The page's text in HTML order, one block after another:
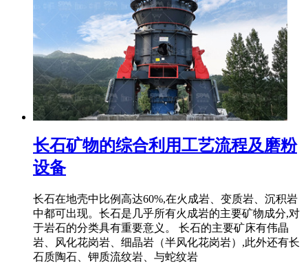
长石矿物的综合利用工艺流程及磨粉
设备
长石在地壳中比例高达60%,在火成岩、变质岩、沉积岩
中都可出现。长石是几乎所有火成岩的主要矿物成分,对
于岩石的分类具有重要意义。 长石的主要矿床有伟晶
岩、风化花岗岩、细晶岩（半风化花岗岩）,此外还有长
石质陶石、钾质流纹岩、与蛇纹岩